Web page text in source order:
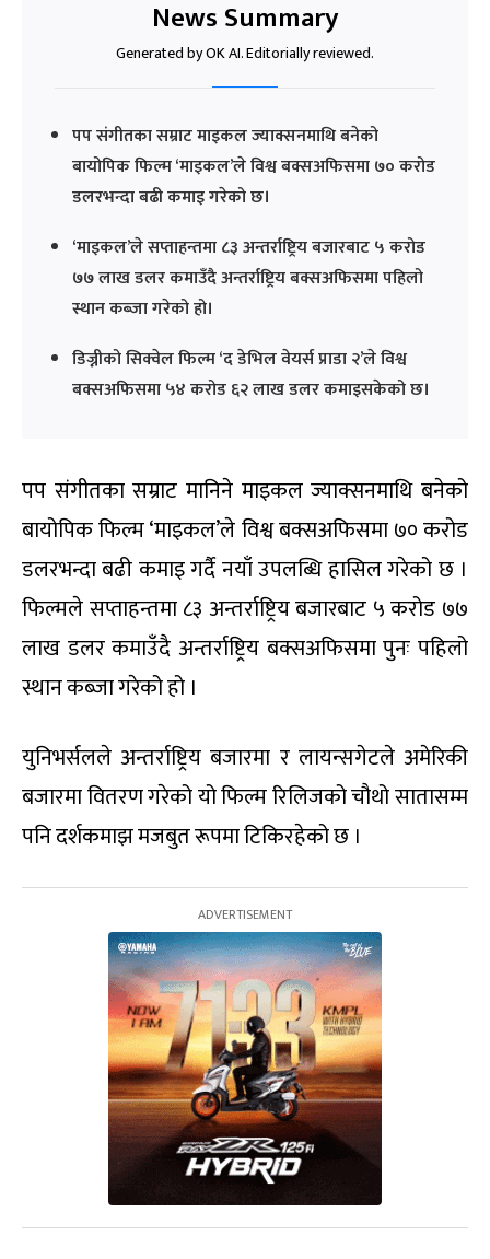
News Summary
Generated by OK AI. Editorially reviewed.
पप संगीतका सम्राट माइकल ज्याक्सनमाथि बनेको
बायोपिक फिल्म ‘माइकल’ले विश्व बक्सअफिसमा ७० करोड
डलरभन्दा बढी कमाइ गरेको छ।
‘माइकल’ले सप्ताहन्तमा ८३ अन्तर्राष्ट्रिय बजारबाट ५ करोड
७७ लाख डलर कमाउँदै अन्तर्राष्ट्रिय बक्सअफिसमा पहिलो
स्थान कब्जा गरेको हो।
डिज्नीको सिक्वेल फिल्म ‘द डेभिल वेयर्स प्राडा २’ले विश्व
बक्सअफिसमा ५४ करोड ६२ लाख डलर कमाइसकेको छ।
पप संगीतका सम्राट मानिने माइकल ज्याक्सनमाथि बनेको
बायोपिक फिल्म ‘माइकल’ले विश्व बक्सअफिसमा ७० करोड
डलरभन्दा बढी कमाइ गर्दै नयाँ उपलब्धि हासिल गरेको छ ।
फिल्मले सप्ताहन्तमा ८३ अन्तर्राष्ट्रिय बजारबाट ५ करोड ७७
लाख डलर कमाउँदै अन्तर्राष्ट्रिय बक्सअफिसमा पुनः पहिलो
स्थान कब्जा गरेको हो ।
युनिभर्सलले अन्तर्राष्ट्रिय बजारमा र लायन्सगेटले अमेरिकी
बजारमा वितरण गरेको यो फिल्म रिलिजको चौथो सातासम्म
पनि दर्शकमाझ मजबुत रूपमा टिकिरहेको छ ।